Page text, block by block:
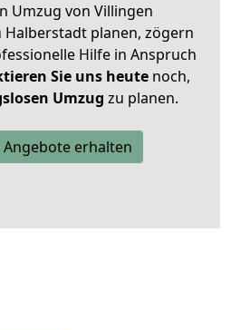
Umzug von Villingen
Halberstadt planen, zögern
Hilfe in Anspruch
Sie uns heute noch,
Umzug zu planen.
Angebote erhalten